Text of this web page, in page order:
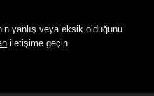
yanlış veya eksik olduğunu
iletişime geçin.